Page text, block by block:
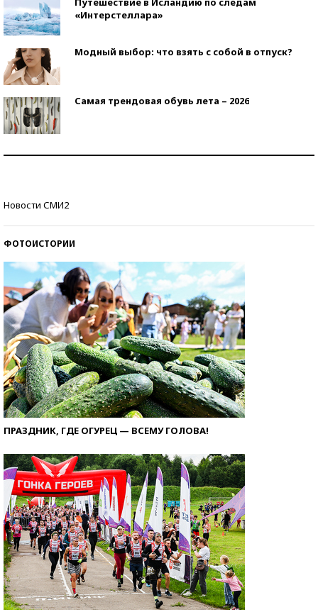
«Интерстеллара»
Модный выбор: что взять с собой в отпуск?
Самая трендовая обувь лета – 2026
Новости СМИ2
ФОТОИСТОРИИ
ПРАЗДНИК, ГДЕ ОГУРЕЦ — ВСЕМУ ГОЛОВА!